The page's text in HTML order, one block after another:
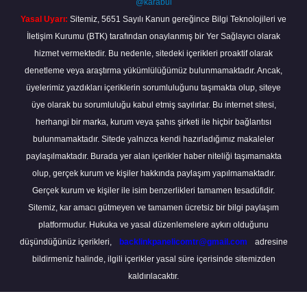
@karabul
Yasal Uyarı: Sitemiz, 5651 Sayılı Kanun gereğince Bilgi Teknolojileri ve
İletişim Kurumu (BTK) tarafından onaylanmış bir Yer Sağlayıcı olarak
hizmet vermektedir. Bu nedenle, sitedeki içerikleri proaktif olarak
denetleme veya araştırma yükümlülüğümüz bulunmamaktadır. Ancak,
üyelerimiz yazdıkları içeriklerin sorumluluğunu taşımakta olup, siteye
üye olarak bu sorumluluğu kabul etmiş sayılırlar. Bu internet sitesi,
herhangi bir marka, kurum veya şahıs şirketi ile hiçbir bağlantısı
bulunmamaktadır. Sitede yalnızca kendi hazırladığımız makaleler
paylaşılmaktadır. Burada yer alan içerikler haber niteliği taşımamakta
olup, gerçek kurum ve kişiler hakkında paylaşım yapılmamaktadır.
Gerçek kurum ve kişiler ile isim benzerlikleri tamamen tesadüfidir.
Sitemiz, kar amacı gütmeyen ve tamamen ücretsiz bir bilgi paylaşım
platformudur. Hukuka ve yasal düzenlemelere aykırı olduğunu
düşündüğünüz içerikleri,
backlinkpanelicomtr@gmail.com
adresine
bildirmeniz halinde, ilgili içerikler yasal süre içerisinde sitemizden
kaldırılacaktır.